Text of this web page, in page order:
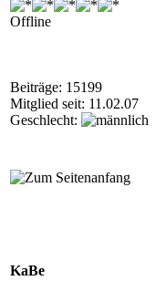
Offline
Beiträge: 15199
Mitglied seit: 11.02.07
Geschlecht:
KaBe